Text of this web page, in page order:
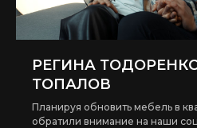
РЕГИНА
ТОПАЛОВ
Планируя обновить мебель в
обратили внимание на наши